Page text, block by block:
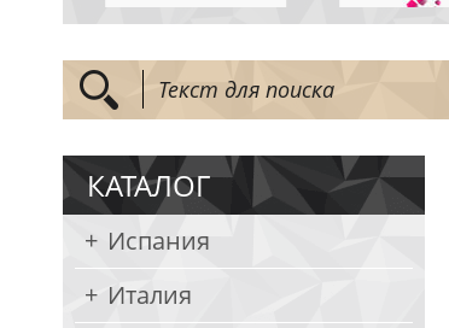
КАТАЛОГ
Испания
Италия